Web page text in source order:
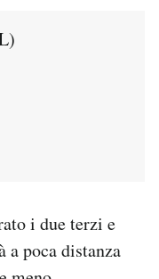
i due terzi e
a poca distanza